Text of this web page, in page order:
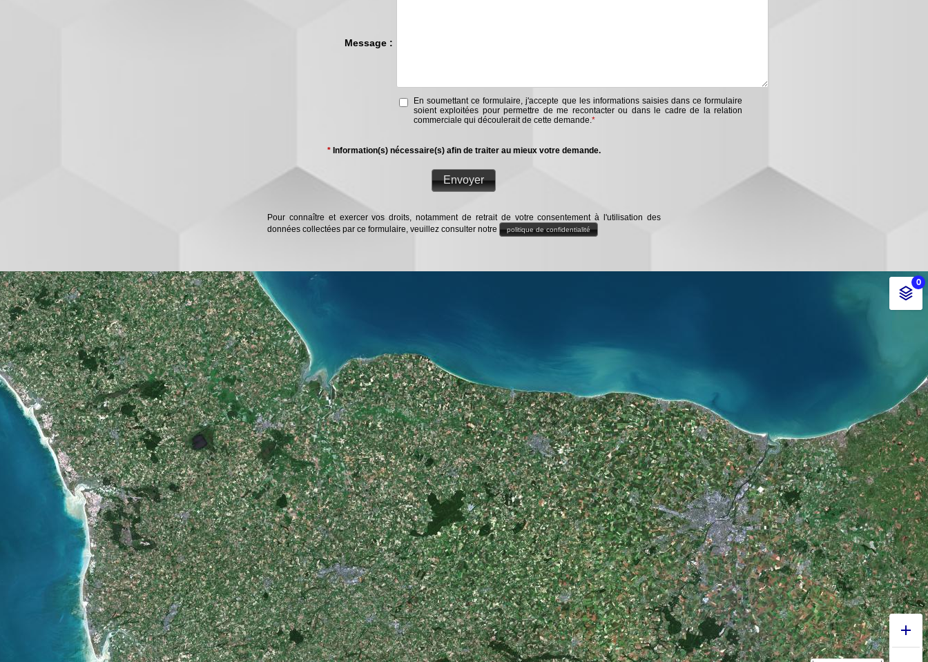
Message :
En soumettant ce formulaire, j'accepte que les informations saisies dans ce formulaire
soient exploitées pour permettre de me recontacter ou dans le cadre de la relation
commerciale qui découlerait de cette demande.*
* Information(s) nécessaire(s) afin de traiter au mieux votre demande.
Envoyer
Pour connaître et exercer vos droits, notamment de retrait de votre consentement à l'utilisation des
données collectées par ce formulaire, veuillez consulter notre
politique de confidentialité